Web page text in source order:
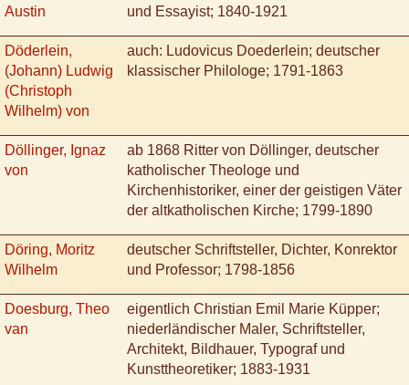
Austin
und Essayist; 1840-1921
Döderlein,
(Johann) Ludwig
(Christoph
Wilhelm) von
auch: Ludovicus Doederlein; deutscher
klassischer Philologe; 1791-1863
Döllinger, Ignaz
von
ab 1868 Ritter von Döllinger, deutscher
katholischer Theologe und
Kirchenhistoriker, einer der geistigen Väter
der altkatholischen Kirche; 1799-1890
Döring, Moritz
Wilhelm
deutscher Schriftsteller, Dichter, Konrektor
und Professor; 1798-1856
Doesburg, Theo
van
eigentlich Christian Emil Marie Küpper;
niederländischer Maler, Schriftsteller,
Architekt, Bildhauer, Typograf und
Kunsttheoretiker; 1883-1931